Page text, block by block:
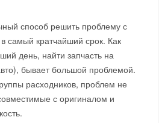
способ решить проблему с
самый кратчайший срок. Как
день, найти запчасть на
бывает большой проблемой.
расходников, проблем не
с оригиналом и